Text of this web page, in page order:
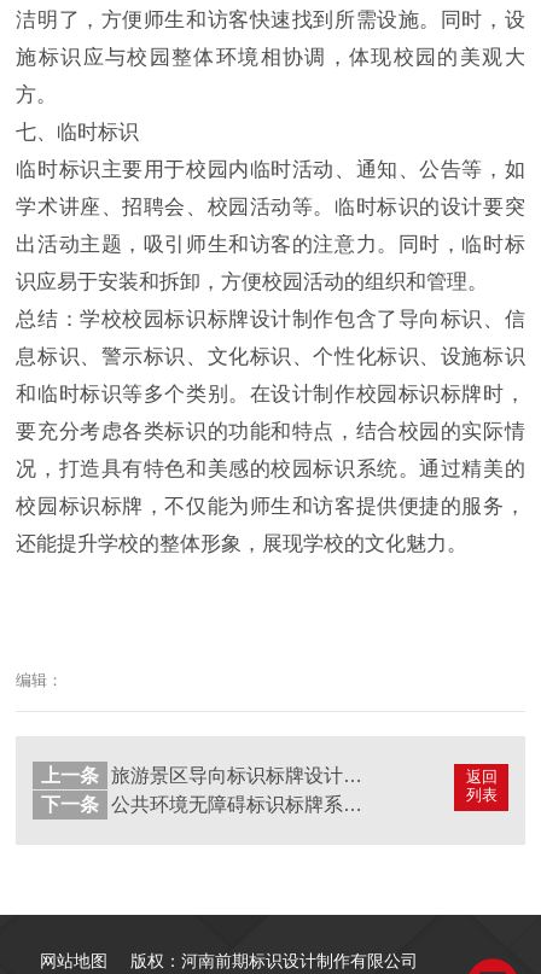
洁明了，方便师生和访客快速找到所需设施。同时，设
施标识应与校园整体环境相协调，体现校园的美观大
方。
七、临时标识
临时标识主要用于校园内临时活动、通知、公告等，如
学术讲座、招聘会、校园活动等。临时标识的设计要突
出活动主题，吸引师生和访客的注意力。同时，临时标
识应易于安装和拆卸，方便校园活动的组织和管理。
总结：学校校园标识标牌设计制作包含了导向标识、信
息标识、警示标识、文化标识、个性化标识、设施标识
和临时标识等多个类别。在设计制作校园标识标牌时，
要充分考虑各类标识的功能和特点，结合校园的实际情
况，打造具有特色和美感的校园标识系统。通过精美的
校园标识标牌，不仅能为师生和访客提供便捷的服务，
还能提升学校的整体形象，展现学校的文化魅力。
编辑：
返回
列表
上一条
旅游景区导向标识标牌设计制作有哪些标准化要求？
下一条
公共环境无障碍标识标牌系统制作包括哪些内容？
网站地图 版权：河南前期标识设计制作有限公司